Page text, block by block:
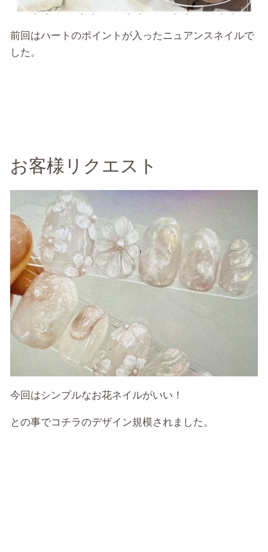
前回はハートのポイントが入ったニュアンスネイルで
した。
お客様リクエスト
今回はシンプルなお花ネイルがいい！
との事でコチラのデザイン規模されました。